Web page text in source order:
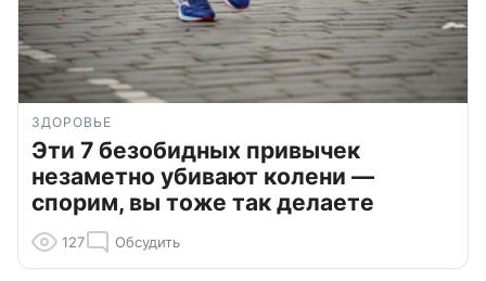
ЗДОРОВЬЕ
Эти 7 безобидных привычек
незаметно убивают колени —
спорим, вы тоже так делаете
127 Обсудить